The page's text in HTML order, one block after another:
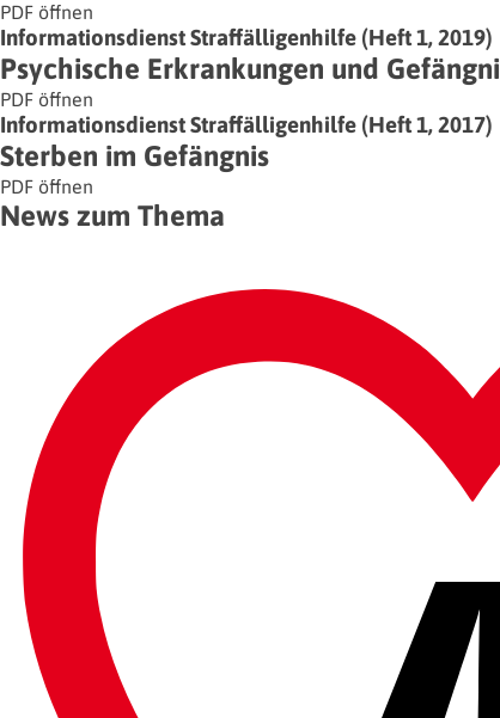
PDF öffnen
Informationsdienst Straffälligenhilfe (Heft 1, 2019)
Psychische Erkrankungen und
PDF öffnen
Informationsdienst Straffälligenhilfe (Heft 1, 2017)
Sterben im Gefängnis
PDF öffnen
News zum Thema